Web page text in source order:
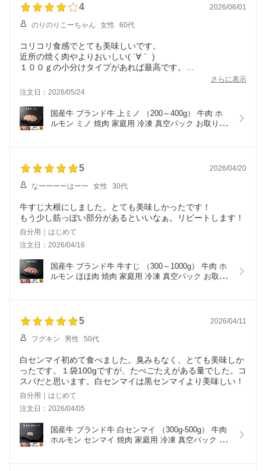
4 2026/06/01
のりのりこーちゃん 女性 60代
コリコリ食感でとても美味しいです。
近所の焼く肉やよりおいしい( ´∀｀ )
１００ｇの小分けタイプがあれば最高です。
さらに表示
注文日：2026/05/24
国産牛 ブランド牛 上ミノ （200～400g） 牛肉 ホ
ルモン ミノ 焼肉 家庭用 冷凍 真空パック お取り寄
5 2026/04/20
なーーーーはーー 女性 30代
牛すじ大根にしました。とても美味しかったです！
もう少し筋っぽい部分があるといいなぁ。リピートします！
自分用｜はじめて
注文日：2026/04/16
国産牛 ブランド牛 牛すじ （300～1000g） 牛肉 ホ
ルモン ほほ肉 焼肉 家庭用 冷凍 真空パック お取り
5 2026/04/11
フグキン 男性 50代
白センマイ初めて食べました。臭みもなく、とても美味しか
ったです。１袋100gですが、たべごたえがある量でした。コ
スパだと思います。白センマイは黒センマイより美味しい！
自分用｜はじめて
注文日：2026/04/05
国産牛 ブランド牛 白センマイ （300g-500g） 牛肉
ホルモン センマイ 焼肉 家庭用 冷凍 真空パック お